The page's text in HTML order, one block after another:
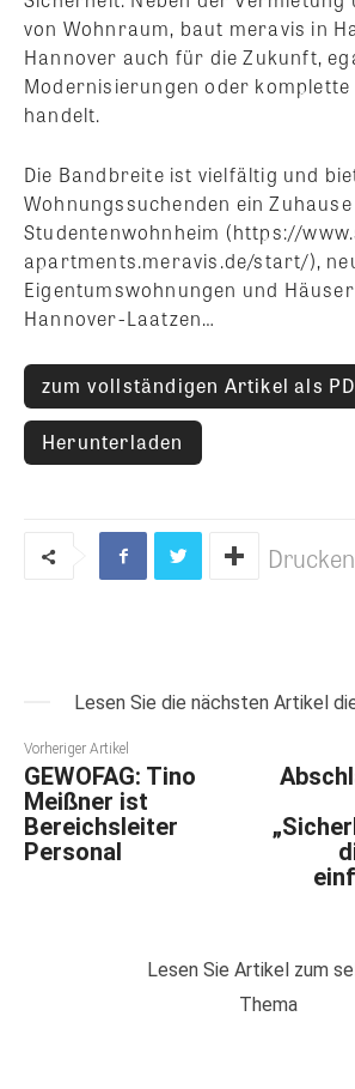
von Wohnraum, baut meravis in
Hannover auch für die Zukunft,
Modernisierungen oder komplette
handelt.
Die Bandbreite ist vielfältig und
Wohnungssuchenden ein Zuhause
Studentenwohnheim (https://
apartments.meravis.de/start/),
Eigentumswohnungen und
Hannover-Laatzen…
zum vollständigen Artikel als
Herunterladen
Drucken
Lesen Sie die nächsten Artikel
Vorheriger Artikel
GEWOFAG: Tino
Meißner ist
Bereichsleiter
Personal
Lesen Sie Artikel zum
Thema